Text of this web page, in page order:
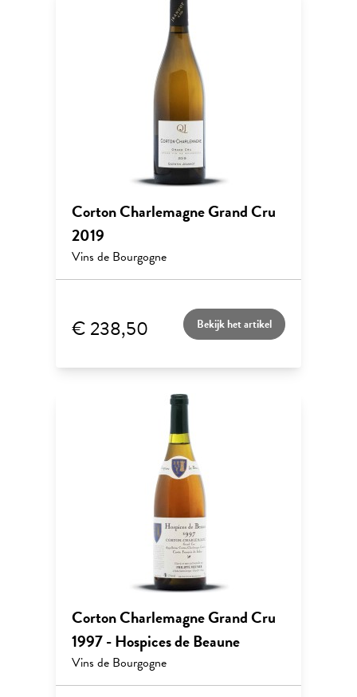
Corton Charlemagne Grand Cru
2019
Vins de Bourgogne
€ 238,50 Bekijk het artikel
Corton Charlemagne Grand Cru
1997 - Hospices de Beaune
Vins de Bourgogne